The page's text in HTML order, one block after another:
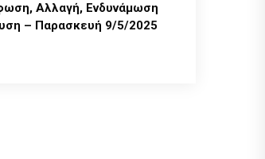
Αλλαγή, Ενδυνάμωση
– Παρασκευή 9/5/2025